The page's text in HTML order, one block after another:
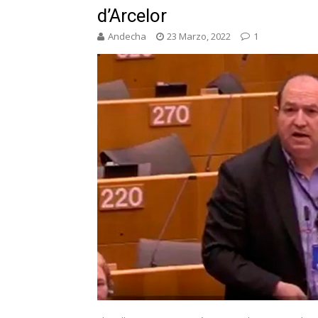
d’Arcelor
Andecha 23 Marzo, 2022 1